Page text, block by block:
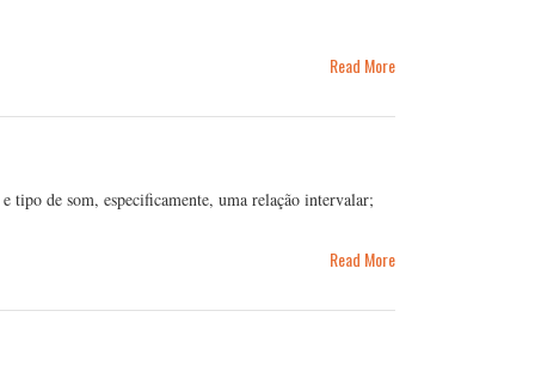
Read More
tipo de som, especificamente, uma relação intervalar;
Read More